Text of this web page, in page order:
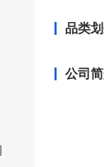
品类
公司